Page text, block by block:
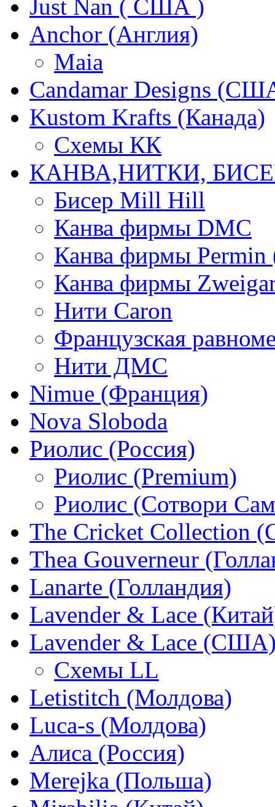
Just Nan ( США )
Anchor (Англия)
Maia
Candamar Designs
Kustom Krafts (Канада)
Схемы КК
КАНВА,НИТКИ,
Бисер Mill Hill
Канва фирмы DMC
Канва фирмы Permin
Канва фирмы
Нити Caron
Французская
Нити ДМС
Nimue (Франция)
Nova Sloboda
Риолис (Россия)
Риолис (Premium)
Риолис (Сотвори
The Cricket Collection
Thea Gouverneur
Lanarte (Голландия)
Lavender & Lace
Lavender & Lace
Схемы LL
Letistitch (Молдова)
Luca-s (Молдова)
Алиса (Россия)
Merejka (Польша)